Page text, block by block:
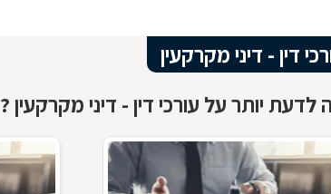
דין - דיני מקרקעין
לדעת יותר על עורכי דין - דיני מקרקעין ?